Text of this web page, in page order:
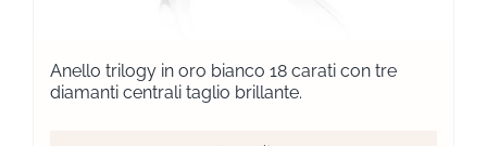
Anello trilogy in oro bianco 18 carati con tre
diamanti centrali taglio brillante.